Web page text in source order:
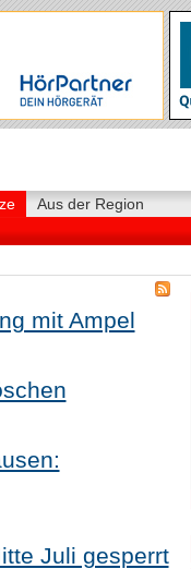
Aus der Region
mit Ampel
Juli gesperrt